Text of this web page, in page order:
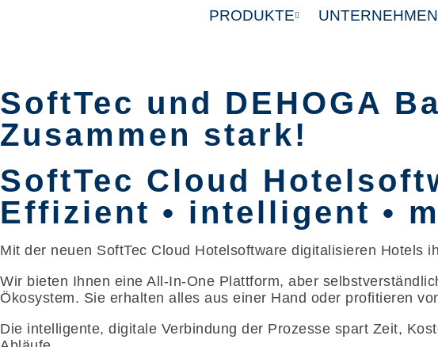
PRODUKTE UNTERNEHMEN
SoftTec und DEHOGA
Zusammen stark!
SoftTec Cloud
Effizient • intelligent •
Mit der neuen SoftTec Cloud Hotelsoftware digitalisieren Hotels
Wir bieten Ihnen eine All-In-One Plattform, aber
Ökosystem. Sie erhalten alles aus einer Hand oder profitieren
Die intelligente, digitale Verbindung der Prozesse spart Zeit,